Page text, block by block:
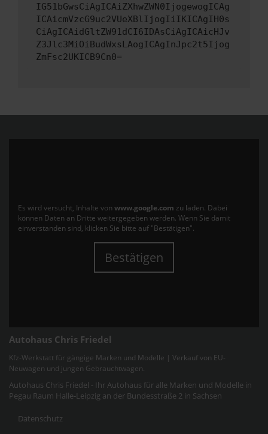
IG51bGwsCiAgICAiZXhwZWN0IjogewogICAg
ICAicmVzcG9uc2VUeXBlIjogIiIKICAgIH0s
CiAgICAidGltZW91dCI6IDAsCiAgICAicHJv
Z3Jlc3MiOiBudWxsLAogICAgInJpc2t5Ijog
ZmFsc2UKICB9Cn0=
Es wird versucht, Inhalte von www.google.com zu laden. Dabei
können Daten an Dritte weitergegeben werden. Wenn Sie damit
einverstanden sind, klicken Sie bitte auf "Bestätigen".
Bestätigen
Autohaus Chris Friedel
Kfz-Werkstatt für gängige Marken und Modelle | Verkauf von EU-
Neuwagen und jungen Gebrauchtwagen.
Autohaus Chris Friedel - Ihr Autohaus für alle Marken und Modelle in
Pegau Raum Halle-Leipzig an der Bundesstraße 2 in Sachsen
Datenschutz